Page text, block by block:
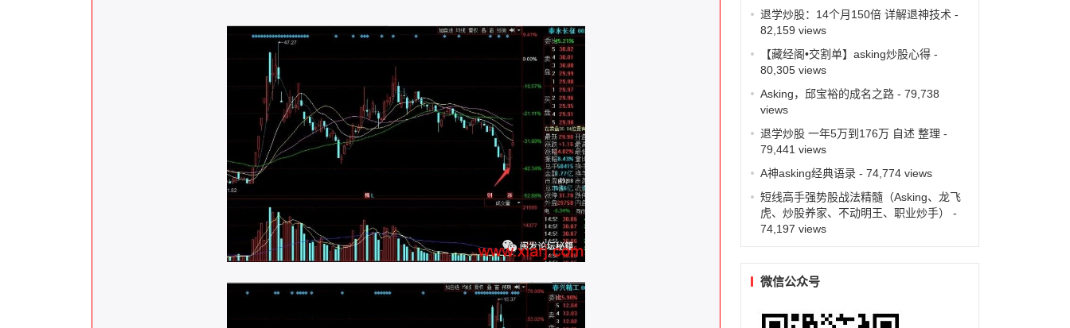
退学炒股：14个月150倍 详解退神技术 -
82,159 views
【藏经阁•交割单】asking炒股心得-
80,305 views
Asking，邱宝裕的成名之路- 79,738
views
退学炒股 一年5万到176万 自述 整理 -
79,441 views
A神asking经典语录- 74,774 views
短线高手强势股战法精髓（Asking、龙飞
虎、炒股养家、不动明王、职业炒手）
-
74,197 views
微信公众号